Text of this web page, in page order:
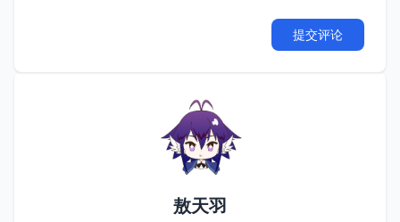
提交评论
敖天羽